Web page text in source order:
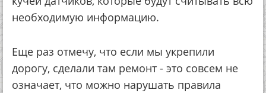
необходимую информацию.
Еще раз отмечу, что если мы укрепили
дорогу, сделали там ремонт - это совсем не
означает, что можно нарушать правила